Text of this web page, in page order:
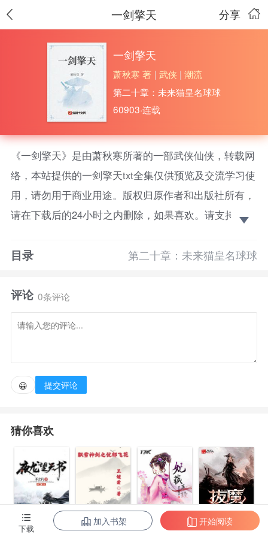
分享
一剑擎天
一剑擎天
萧秋寒 著 | 武侠 | 潮流
第二十章：未来猫皇名球球
60903·连载
《一剑擎天》是由萧秋寒所著的一部武侠仙侠，转载网
络，本站提供的一剑擎天txt全集仅供预览及交流学习使
用，请勿用于商业用途。版权归原作者和出版社所有，
请在下载后的24小时之内删除，如果喜欢。请支持正
之中。擎天剑帝风洛尘与天一战，最终不幸陨落。
在他魂飞魄散之际，三魂七魄却是意外附身于杭州城
第二纨绔之身。既然再给我一次重生的机会，且看我今
朝如何一剑擎天。
目录 第二十章：未来猫皇名球球
评论 0条评论
😀 提交评论
猜你喜欢
夜龙望天书 飘雪神剑之忧 妃藏手段
拔魔
下载
加入书架 开始阅读